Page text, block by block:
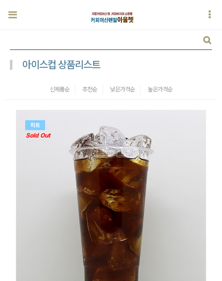
아이스컵 상품리스트
신제품순 추천순 낮은가격순 높은가격순
히트
Sold Out